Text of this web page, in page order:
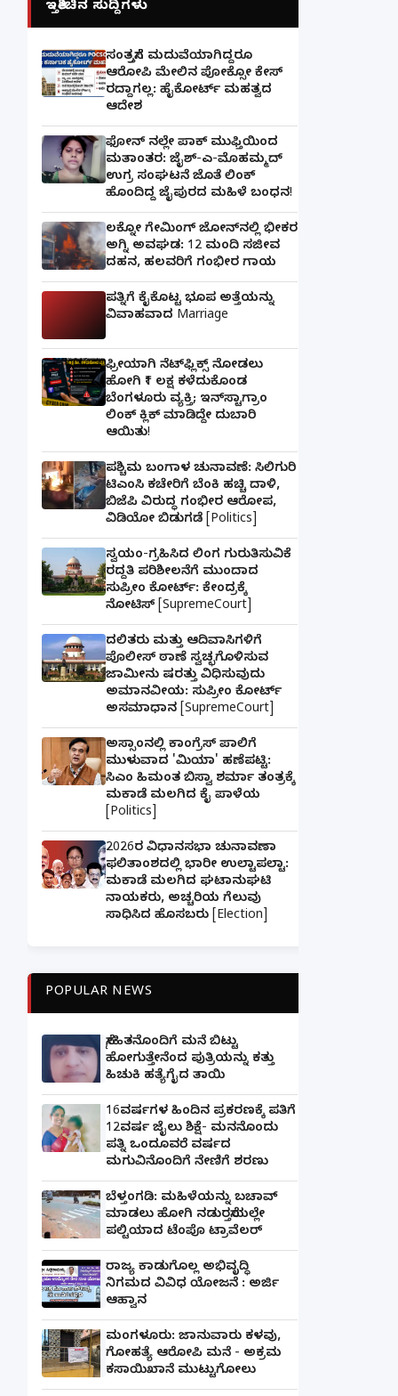
ಇತ್ತೀಚಿನ ಸುದ್ದಿಗಳು
ಸಂತ್ರಸ್ತೆಗೆ ಮದುವೆಯಾಗಿದ್ದರೂ
ಆರೋಪಿ ಮೇಲಿನ ಪೋಕ್ಸೋ ಕೇಸ್
ರದ್ದಾಗಲ್ಲ: ಹೈಕೋರ್ಟ್ ಮಹತ್ವದ
ಆದೇಶ
ಫೋನ್ ನಲ್ಲೇ ಪಾಕ್ ಮುಫ್ತಿಯಿಂದ
ಮತಾಂತರ: ಜೈಶ್-ಎ-ಮೊಹಮ್ಮದ್
ಉಗ್ರ ಸಂಘಟನೆ ಜೊತೆ ಲಿಂಕ್
ಹೊಂದಿದ್ದ ಜೈಪುರದ ಮಹಿಳೆ ಬಂಧನ!
ಲಕ್ನೋ ಗೇಮಿಂಗ್ ಜೋನ್‌ನಲ್ಲಿ ಭೀಕರ
ಅಗ್ನಿ ಅವಘಡ: 12 ಮಂದಿ ಸಜೀವ
ದಹನ, ಹಲವರಿಗೆ ಗಂಭೀರ ಗಾಯ
ಪತ್ನಿಗೆ ಕೈಕೊಟ್ಟ ಭೂಪ ಅತ್ತೆಯನ್ನು
ವಿವಾಹವಾದ Marriage
ಫ್ರೀಯಾಗಿ ನೆಟ್‌ಫ್ಲಿಕ್ಸ್ ನೋಡಲು
ಹೋಗಿ ₹1 ಲಕ್ಷ ಕಳೆದುಕೊಂಡ
ಬೆಂಗಳೂರು ವ್ಯಕ್ತಿ; ಇನ್‌ಸ್ಟಾಗ್ರಾಂ
ಲಿಂಕ್ ಕ್ಲಿಕ್ ಮಾಡಿದ್ದೇ ದುಬಾರಿ
ಆಯಿತು!
ಪಶ್ಚಿಮ ಬಂಗಾಳ ಚುನಾವಣೆ: ಸಿಲಿಗುರಿ
ಟಿಎಂಸಿ ಕಚೇರಿಗೆ ಬೆಂಕಿ ಹಚ್ಚಿ ದಾಳಿ,
ಬಿಜೆಪಿ ವಿರುದ್ಧ ಗಂಭೀರ ಆರೋಪ,
ವಿಡಿಯೋ ಬಿಡುಗಡೆ [Politics]
ಸ್ವಯಂ-ಗ್ರಹಿಸಿದ ಲಿಂಗ ಗುರುತಿಸುವಿಕೆ
ರದ್ದತಿ ಪರಿಶೀಲನೆಗೆ ಮುಂದಾದ
ಸುಪ್ರೀಂ ಕೋರ್ಟ್: ಕೇಂದ್ರಕ್ಕೆ
ನೋಟಿಸ್ [SupremeCourt]
ದಲಿತರು ಮತ್ತು ಆದಿವಾಸಿಗಳಿಗೆ
ಪೊಲೀಸ್ ಠಾಣೆ ಸ್ವಚ್ಛಗೊಳಿಸುವ
ಜಾಮೀನು ಷರತ್ತು ವಿಧಿಸುವುದು
ಅಮಾನವೀಯ: ಸುಪ್ರೀಂ ಕೋರ್ಟ್
ಅಸಮಾಧಾನ [SupremeCourt]
ಅಸ್ಸಾಂನಲ್ಲಿ ಕಾಂಗ್ರೆಸ್ ಪಾಲಿಗೆ
ಮುಳುವಾದ 'ಮಿಯಾ' ಹಣೆಪಟ್ಟಿ:
ಸಿಎಂ ಹಿಮಂತ ಬಿಸ್ವಾ ಶರ್ಮಾ ತಂತ್ರಕ್ಕೆ
ಮಕಾಡೆ ಮಲಗಿದ ಕೈ ಪಾಳೆಯ
[Politics]
2026ರ ವಿಧಾನಸಭಾ ಚುನಾವಣಾ
ಫಲಿತಾಂಶದಲ್ಲಿ ಭಾರೀ ಉಲ್ಟಾಪಲ್ಟಾ:
ಮಕಾಡೆ ಮಲಗಿದ ಘಟಾನುಘಟಿ
ನಾಯಕರು, ಅಚ್ಚರಿಯ ಗೆಲುವು
ಸಾಧಿಸಿದ ಹೊಸಬರು [Election]
POPULAR NEWS
ಸ್ನೇಹಿತನೊಂದಿಗೆ ಮನೆ ಬಿಟ್ಟು
ಹೋಗುತ್ತೇನೆಂದ ಪುತ್ರಿಯನ್ನು ಕತ್ತು
ಹಿಚುಕಿ ಹತ್ಯೆಗೈದ ತಾಯಿ
16ವರ್ಷಗಳ ಹಿಂದಿನ ಪ್ರಕರಣಕ್ಕೆ ಪತಿಗೆ
12ವರ್ಷ ಜೈಲು ಶಿಕ್ಷೆ- ಮನನೊಂದು
ಪತ್ನಿ ಒಂದೂವರೆ ವರ್ಷದ
ಮಗುವಿನೊಂದಿಗೆ ನೇಣಿಗೆ ಶರಣು
ಬೆಳ್ತಂಗಡಿ: ಮಹಿಳೆಯನ್ನು ಬಚಾವ್
ಮಾಡಲು ಹೋಗಿ ನಡುರಸ್ತೆಯಲ್ಲೇ
ಪಲ್ಟಿಯಾದ ಟೆಂಪೊ ಟ್ರಾವೆಲರ್
ರಾಜ್ಯ ಕಾಡುಗೊಲ್ಲ ಅಭಿವೃದ್ಧಿ
ನಿಗಮದ ವಿವಿಧ ಯೋಜನೆ : ಅರ್ಜಿ
ಆಹ್ವಾನ
ಮಂಗಳೂರು: ಜಾನುವಾರು ಕಳವು,
ಗೋಹತ್ಯೆ ಆರೋಪಿ ಮನೆ - ಅಕ್ರಮ
ಕಸಾಯಿಖಾನೆ ಮುಟ್ಟುಗೋಲು